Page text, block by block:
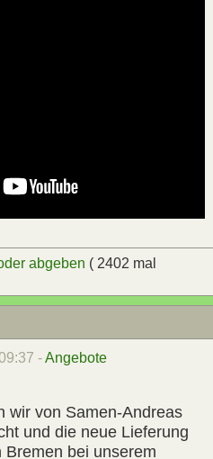
abgeben ( 2402 mal
-Angebote
wir von Samen-Andreas
und die neue Lieferung
bei unserem